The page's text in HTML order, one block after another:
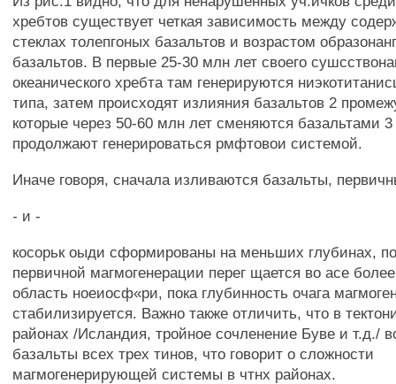
хребтов существует четкая зависимость между
стеклах толепгоных базальтов и возрастом
базальтов. В первые 25-30 млн лет своего
океанического хребта там генерируются
типа, затем происходят излияния базальтов 2
которые через 50-60 млн лет сменяются базальтами
продолжают генерироваться рмфтовои системой.
Иначе говоря, сначала изливаются базальты,
- и -
косорьк оыди сформированы на меньших глубинах,
первичной магмогенерации перег щается во асе
область ноеиосф«ри, пока глубинность очага
стабилизируется. Важно также отличить, что в
районах /Исландия, тройное сочленение Буве и т.д./
базальты всех трех тинов, что говорит о сложности
магмогенерирующей системы в чтнх районах.